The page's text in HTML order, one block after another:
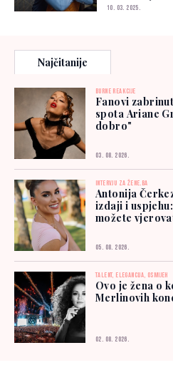
10. 03. 2025.
Najčitanije
BURNE REAKCIJE
Fanovi
spota Ariane
dobro"
03. 08. 2026.
INTERVJU ZA ŽENE.BA
Antonija
izdaji i
možete
05. 08. 2026.
TALENT, ELEGANCIJA, OSMIJEH
Ovo je žena o
Merlinovih
02. 08. 2026.